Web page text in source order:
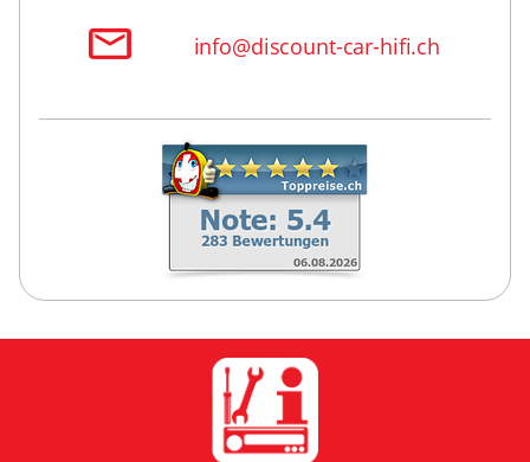
info@discount-car-hifi.ch